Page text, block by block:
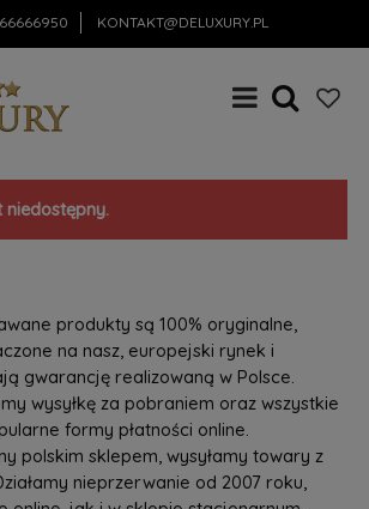
KONTAKT@DELUXURY.PL
niedostępny.
produkty są 100% oryginalne,
na nasz, europejski rynek i
gwarancję realizowaną w Polsce.
wysyłkę za pobraniem oraz wszystkie
formy płatności online.
polskim sklepem, wysyłamy towary z
nieprzerwanie od 2007 roku,